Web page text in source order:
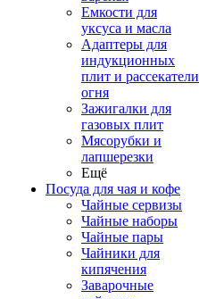
Емкости для
уксуса и масла
Адаптеры для
индукционных
плит и рассекатели
огня
Зажигалки для
газовых плит
Мясорубки и
лапшерезки
Ещё
Посуда для чая и кофе
Чайные сервизы
Чайные наборы
Чайные пары
Чайники для
кипячения
Заварочные